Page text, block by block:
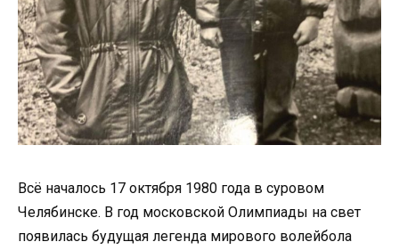
Всё началось 17 октября 1980 года в суровом
Челябинске. В год московской Олимпиады на свет
появилась будущая легенда мирового волейбола